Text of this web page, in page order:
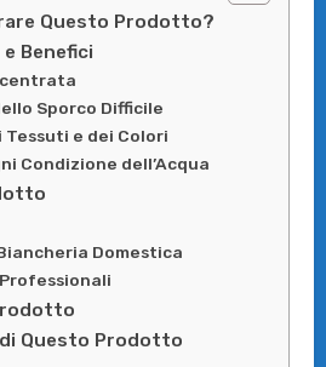
Questo Prodotto?
Benefici
Sporco Difficile
e dei Colori
Condizione dell’Acqua
Domestica
Questo Prodotto